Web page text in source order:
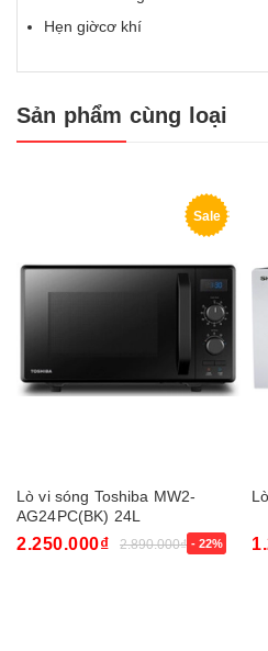
Hẹn giờcơ khí
Sản phẩm cùng loại
Sale
Lò vi sóng Toshiba MW2-
AG24PC(BK) 24L
2.250.000₫ 2.890.000₫ - 22%